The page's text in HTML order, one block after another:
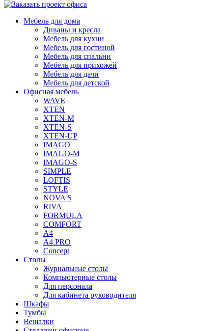
Мебель для дома
Диваны и кресла
Мебель для кухни
Мебель для гостиной
Мебель для спальни
Мебель для прихожей
Мебель для дачи
Мебель для детской
Офисная мебель
WAVE
XTEN
XTEN-M
XTEN-S
XTEN-UP
IMAGO
IMAGO-M
IMAGO-S
SIMPLE
LOFTIS
STYLE
NOVA S
RIVA
FORMULA
COMFORT
A4
A4.PRO
Concept
Столы
Журнальные столы
Компьютерные столы
Для персонала
Для кабинета руководителя
Шкафы
Тумбы
Вешалки